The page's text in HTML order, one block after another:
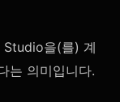
Studio을(를) 계
는 의미입니다.